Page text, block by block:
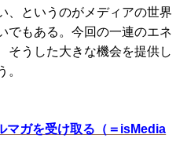
、というのがメディアの世界
でもある。今回の一連のエネ
そうした大きな機会を提供し
。
マガを受け取る（＝isMedia